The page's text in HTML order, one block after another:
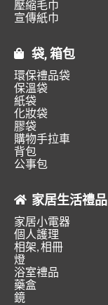
壓縮毛巾
宣傳紙巾
袋, 箱包
環保禮品袋
保溫袋
紙袋
化妝袋
膠袋
購物手拉車
背包
公事包
家居生活禮品
家居小電器
個人護理
相架, 相冊
燈
浴室禮品
藥盒
鏡